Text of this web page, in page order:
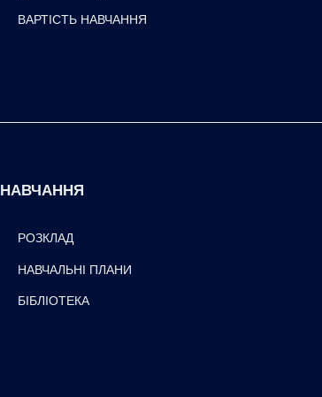
ВАРТІСТЬ НАВЧАННЯ
НАВЧАННЯ
РОЗКЛАД
НАВЧАЛЬНІ ПЛАНИ
БІБЛІОТЕКА